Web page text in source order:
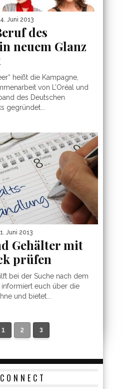
4. Juni 2013
des
neuem Glanz
heißt die Kampagne,
von L’Oréal und
des Deutschen
gegründet...
1. Juni 2013
Gehälter mit
prüfen
bei der Suche nach dem
euch über die
und bietet...
1 2 3
CONNECT